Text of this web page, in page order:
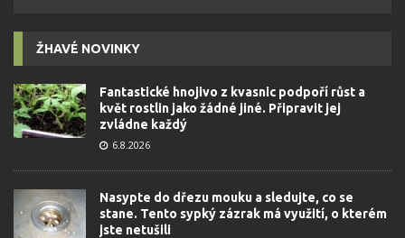
ŽHAVÉ NOVINKY
Fantastické hnojivo z kvasnic podpoří růst a
květ rostlin jako žádné jiné. Připravit jej
zvládne každý
6.8.2026
Nasypte do dřezu mouku a sledujte, co se
stane. Tento sypký zázrak má využití, o kterém
jste netušili